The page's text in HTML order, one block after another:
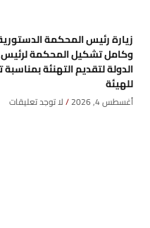
زيارة رئيس المحكمة الدستورية
وكامل تشكيل المحكمة لرئيس
الدولة لتقديم التهنئة بمناسبة
للهيئة
أغسطس 4, 2026 لا توجد تعليقات